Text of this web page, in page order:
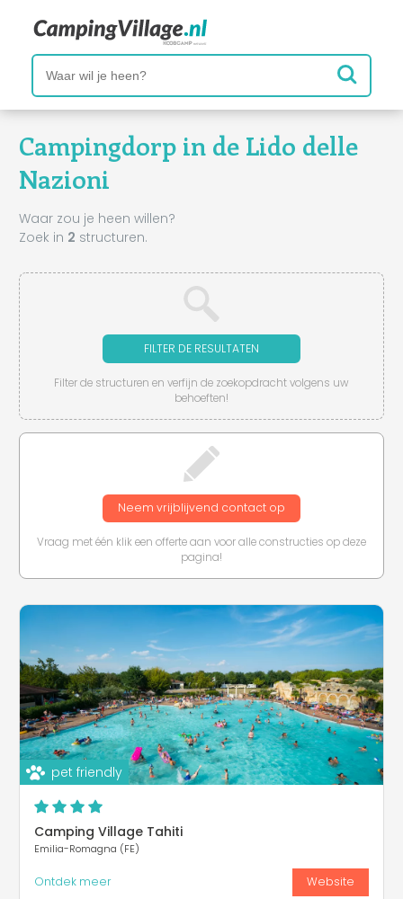
Campingdorp in de Lido delle
Nazioni
Waar zou je heen willen?
Zoek in 2 structuren.
FILTER DE RESULTATEN
Filter de structuren en verfijn de zoekopdracht volgens uw
behoeften!
Neem vrijblijvend contact op
Vraag met één klik een offerte aan voor alle constructies op deze
pagina!
pet friendly
Camping Village Tahiti
Emilia-Romagna (FE)
Ontdek meer Website